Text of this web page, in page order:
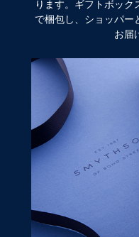
ります。ギフトボック
で梱包し、ショッパー
お届